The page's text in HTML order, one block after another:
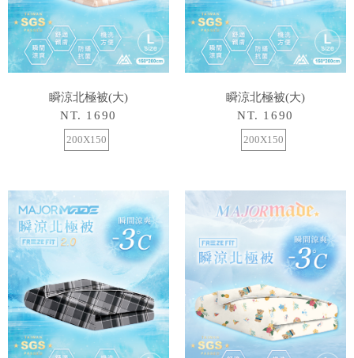
瞬涼北極被(大)
NT. 1690
200X150
瞬涼北極被(大)
NT. 1690
200X150